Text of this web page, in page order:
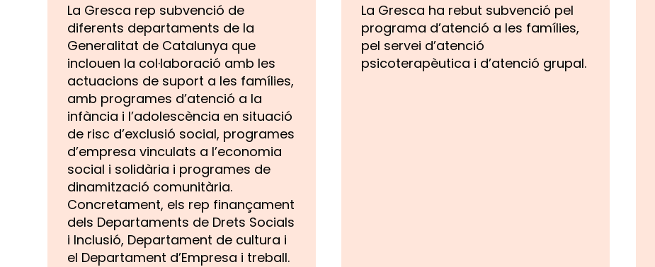
La Gresca rep subvenció de
diferents departaments de la
Generalitat de Catalunya que
inclouen la col·laboració amb les
actuacions de suport a les famílies,
amb programes d’atenció a la
infància i l’adolescència en situació
de risc d’exclusió social, programes
d’empresa vinculats a l’economia
social i solidària i programes de
dinamització comunitària.
Concretament, els rep finançament
dels Departaments de Drets Socials
i Inclusió, Departament de cultura i
el Departament d’Empresa i treball.
La Gresca ha rebut subvenció pel
programa d’atenció a les famílies,
pel servei d’atenció
psicoterapèutica i d’atenció grupal.